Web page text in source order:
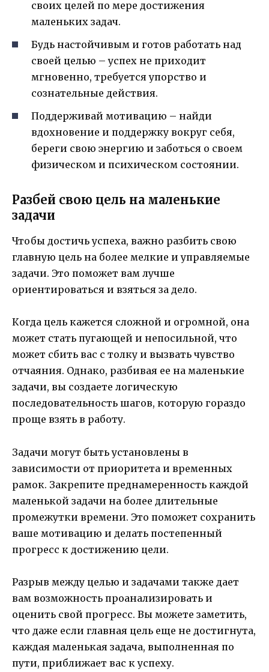
своих целей по мере достижения
маленьких задач.
Будь настойчивым и готов работать над
своей целью – успех не приходит
мгновенно, требуется упорство и
сознательные действия.
Поддерживай мотивацию – найди
вдохновение и поддержку вокруг себя,
береги свою энергию и заботься о своем
физическом и психическом состоянии.
Разбей свою цель на маленькие
задачи
Чтобы достичь успеха, важно разбить свою
главную цель на более мелкие и управляемые
задачи. Это поможет вам лучше
ориентироваться и взяться за дело.
Когда цель кажется сложной и огромной, она
может стать пугающей и непосильной, что
может сбить вас с толку и вызвать чувство
отчаяния. Однако, разбивая ее на маленькие
задачи, вы создаете логическую
последовательность шагов, которую гораздо
проще взять в работу.
Задачи могут быть установлены в
зависимости от приоритета и временных
рамок. Закрепите преднамеренность каждой
маленькой задачи на более длительные
промежутки времени. Это поможет сохранить
ваше мотивацию и делать постепенный
прогресс к достижению цели.
Разрыв между целью и задачами также дает
вам возможность проанализировать и
оценить свой прогресс. Вы можете заметить,
что даже если главная цель еще не достигнута,
каждая маленькая задача, выполненная по
пути, приближает вас к успеху.